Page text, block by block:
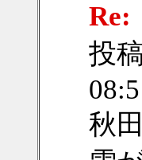
Re:
投
秋